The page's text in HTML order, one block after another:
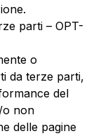
parti – OPT-
o
da terze parti,
del
o non
delle pagine